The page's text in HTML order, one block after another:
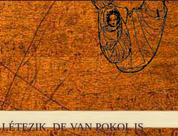
DE VAN POKOL IS